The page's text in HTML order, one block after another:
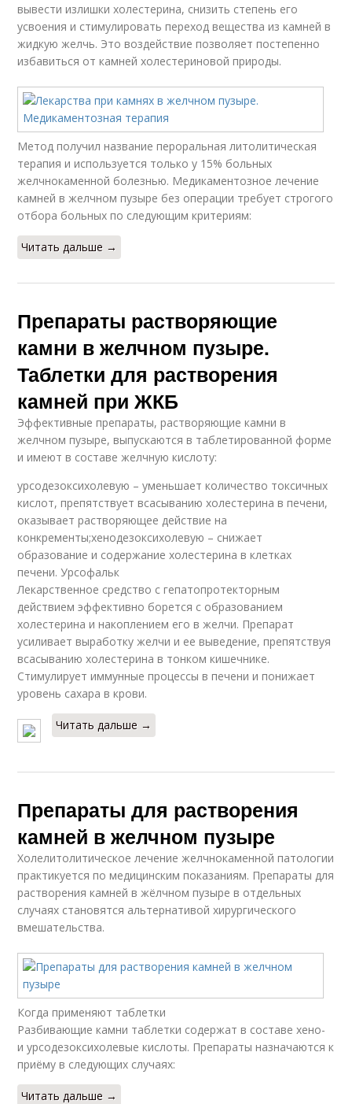
вывести излишки холестерина, снизить степень его
усвоения и стимулировать переход вещества из камней в
жидкую желчь. Это воздействие позволяет постепенно
избавиться от камней холестериновой природы.
Метод получил название пероральная литолитическая
терапия и используется только у 15% больных
желчнокаменной болезнью. Медикаментозное лечение
камней в желчном пузыре без операции требует строгого
отбора больных по следующим критериям:
Читать дальше →
Препараты растворяющие
камни в желчном пузыре.
Таблетки для растворения
камней при ЖКБ
Эффективные препараты, растворяющие камни в
желчном пузыре, выпускаются в таблетированной форме
и имеют в составе желчную кислоту:
урсодезоксихолевую – уменьшает количество токсичных
кислот, препятствует всасыванию холестерина в печени,
оказывает растворяющее действие на
конкременты;хенодезоксихолевую – снижает
образование и содержание холестерина в клетках
печени. Урсофальк
Лекарственное средство с гепатопротекторным
действием эффективно борется с образованием
холестерина и накоплением его в желчи. Препарат
усиливает выработку желчи и ее выведение, препятствуя
всасыванию холестерина в тонком кишечнике.
Стимулирует иммунные процессы в печени и понижает
уровень сахара в крови.
Читать дальше →
Препараты для растворения
камней в желчном пузыре
Холелитолитическое лечение желчнокаменной патологии
практикуется по медицинским показаниям. Препараты для
растворения камней в жёлчном пузыре в отдельных
случаях становятся альтернативой хирургического
вмешательства.
Когда применяют таблетки
Разбивающие камни таблетки содержат в составе хено-
и урсодезоксихолевые кислоты. Препараты назначаются к
приёму в следующих случаях:
Читать дальше →